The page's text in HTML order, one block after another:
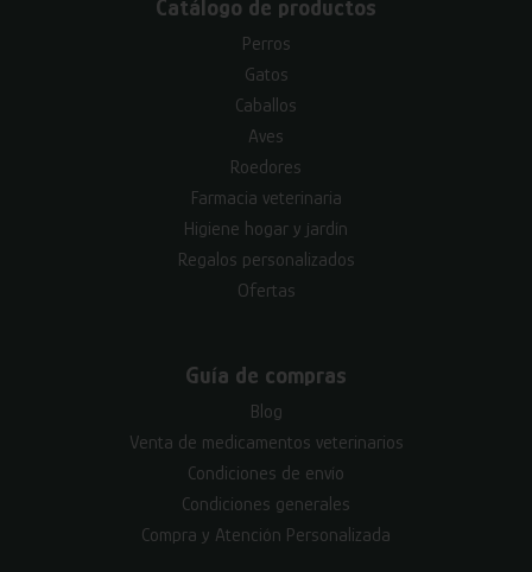
Catálogo de productos
Perros
Gatos
Caballos
Aves
Roedores
Farmacia veterinaria
Higiene hogar y jardín
Regalos personalizados
Ofertas
Guía de compras
Blog
Venta de medicamentos veterinarios
Condiciones de envío
Condiciones generales
Compra y Atención Personalizada